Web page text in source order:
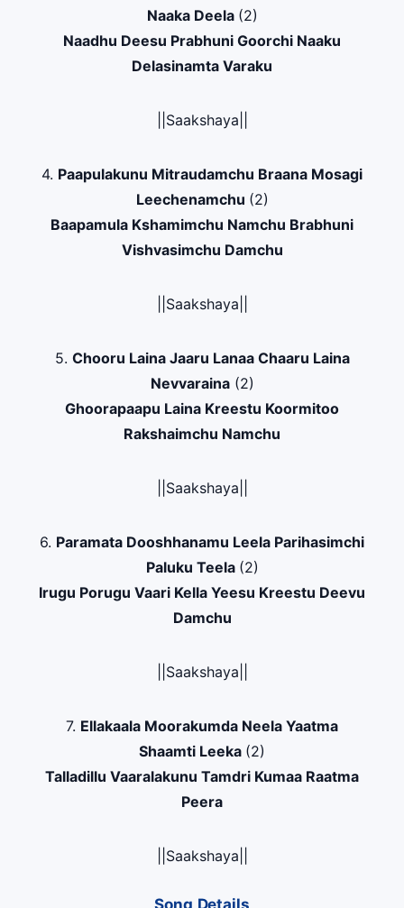
Naaka Deela (2)
Naadhu Deesu Prabhuni Goorchi Naaku
Delasinamta Varaku
||Saakshaya||
4. Paapulakunu Mitraudamchu Braana Mosagi
Leechenamchu (2)
Baapamula Kshamimchu Namchu Brabhuni
Vishvasimchu Damchu
||Saakshaya||
5. Chooru Laina Jaaru Lanaa Chaaru Laina
Nevvaraina(2)
Ghoorapaapu Laina Kreestu Koormitoo
Rakshaimchu Namchu
||Saakshaya||
6. Paramata Dooshhanamu Leela Parihasimchi
Paluku Teela (2)
Irugu Porugu Vaari Kella Yeesu Kreestu Deevu
Damchu
||Saakshaya||
7. Ellakaala Moorakumda Neela Yaatma
Shaamti Leeka (2)
Talladillu Vaaralakunu Tamdri Kumaa Raatma
Peera
||Saakshaya||